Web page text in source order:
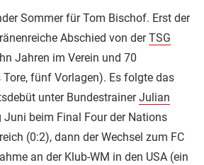
Sommer für Tom Bischof. Erst der
Abschied von derTSG
Jahren im Verein und 70
fünf Vorlagen). Es folgte das
unter BundestrainerJulian
Juni beim Final Four der Nations
(0:2), dann der Wechsel zum FC
an der Klub-WM in den USA (ein